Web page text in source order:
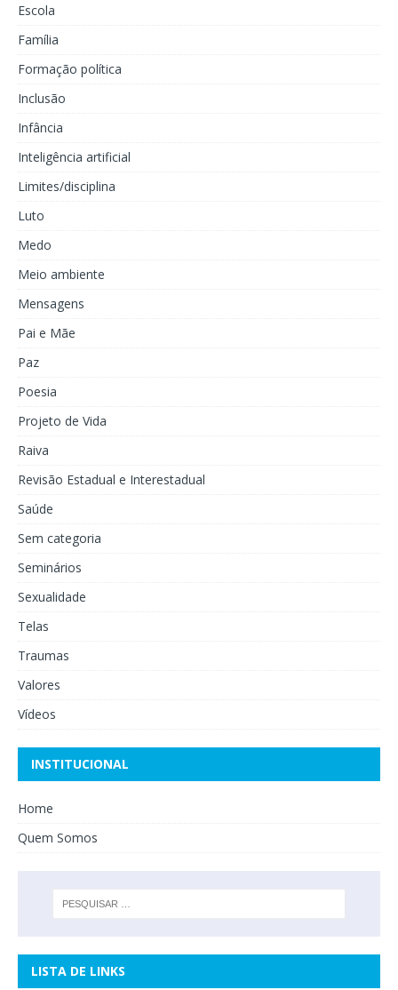
Escola
Família
Formação política
Inclusão
Infância
Inteligência artificial
Limites/disciplina
Luto
Medo
Meio ambiente
Mensagens
Pai e Mãe
Paz
Poesia
Projeto de Vida
Raiva
Revisão Estadual e Interestadual
Saúde
Sem categoria
Seminários
Sexualidade
Telas
Traumas
Valores
Vídeos
INSTITUCIONAL
Home
Quem Somos
LISTA DE LINKS